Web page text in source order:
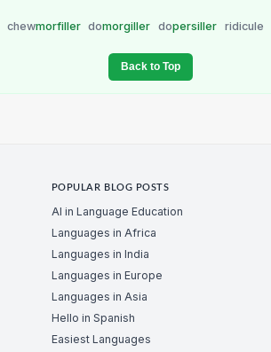
chewmorfiller domorgiller dopersiller ridicule
Back to Top
POPULAR BLOG POSTS
AI in Language Education
Languages in Africa
Languages in India
Languages in Europe
Languages in Asia
Hello in Spanish
Easiest Languages